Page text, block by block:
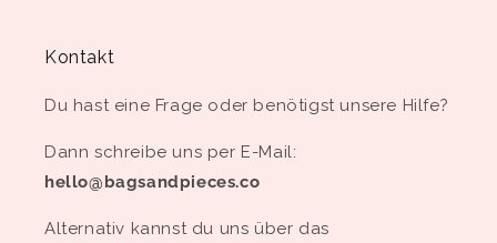
Kontakt
Du hast eine Frage oder benötigst unsere Hilfe?
Dann schreibe uns per E-Mail:
hello@bagsandpieces.co
Alternativ kannst du uns über das